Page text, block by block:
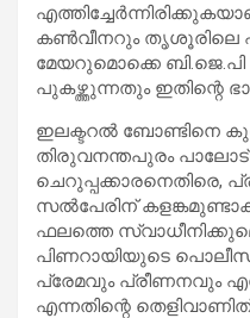
കണ്‍വീനറും
മേയറുമൊക്കെ
പുകഴ്ത്തുന്നതും ഇതിന്റെ
ഇലക്ടറല്‍ ബോണ്ടിനെ
തിരുവനന്തപുരം
ചെറുപ്പക്കാരനെതിരെ,
സല്‍പേരിന്
ഫലത്തെ
പിണറായിയുടെ
പ്രേമവും പ്രീണനവും
എന്നതിന്റെ